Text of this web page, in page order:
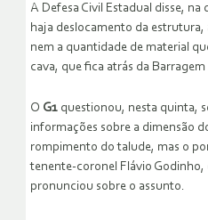
A Defesa Civil Estadual disse,
haja deslocamento da estrutura,
nem a quantidade de material
cava, que fica atrás da Barragem
O G1 questionou, nesta quinta,
informações sobre a dimensão
rompimento do talude, mas o
tenente-coronel Flávio Godinho,
pronunciou sobre o assunto.